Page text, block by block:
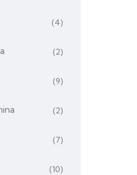
(4)
(2)
(9)
(2)
(7)
(10)